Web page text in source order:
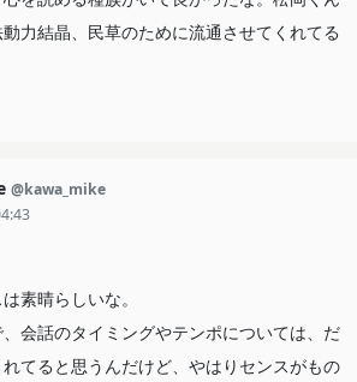
力結晶、民草のために流通させてくれてる
@kawa_mike
素晴らしいな。
会話のタイミングやテンポについては、だ
てると思うんだけど、やはりセンスがもの